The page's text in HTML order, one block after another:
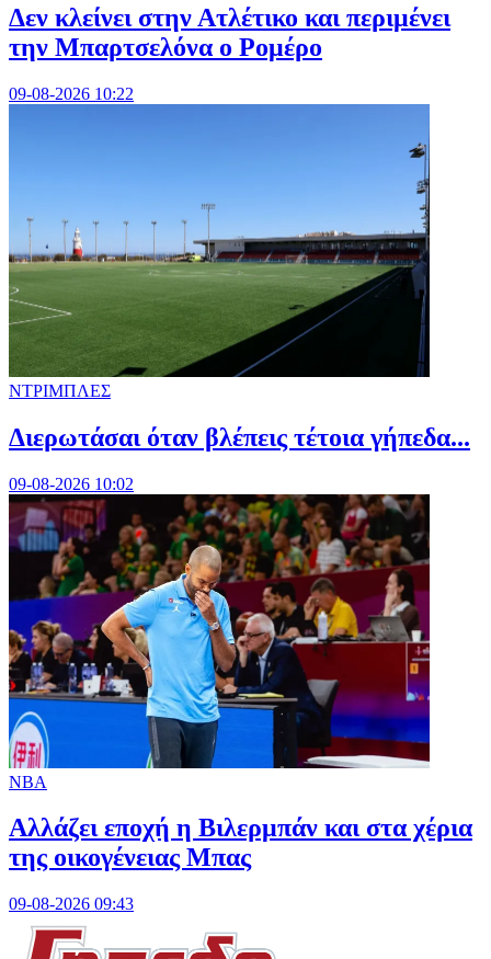
Δεν κλείνει στην Ατλέτικο και περιμένει
την Μπαρτσελόνα ο Ρομέρο
09-08-2026 10:22
ΝΤΡΙΜΠΛΕΣ
Διερωτάσαι όταν βλέπεις τέτοια γήπεδα...
09-08-2026 10:02
NBA
Aλλάζει εποχή η Βιλερμπάν και στα χέρια
της οικογένειας Μπας
09-08-2026 09:43